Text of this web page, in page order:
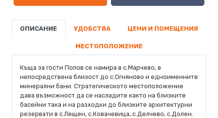
ОПИСАНИЕ УДОБСТВА ЦЕНИ И ПОМЕЩЕНИЯ
МЕСТОПОЛОЖЕНИЕ
Къща за гости Попов се намира в с.Марчево, в
непосредствена близост до с.Огняново и едноименните
минерални бани. Стратегическото местоположение
дава възможност да се насладите както на близките
басейни така и на разходки до близките архитектурни
резервати в с.Лещен, с.Ковачевица, с.Делчево, с.Долен.